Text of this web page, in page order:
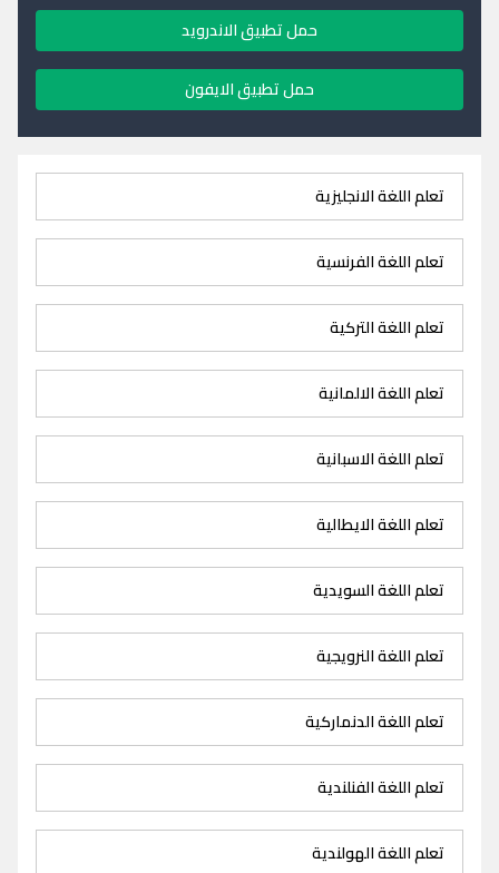
حمل تطبيق الاندرويد
حمل تطبيق الايفون
تعلم اللغة الانجليزية
تعلم اللغة الفرنسية
تعلم اللغة التركية
تعلم اللغة الالمانية
تعلم اللغة الاسبانية
تعلم اللغة الايطالية
تعلم اللغة السويدية
تعلم اللغة النرويجية
تعلم اللغة الدنماركية
تعلم اللغة الفنلندية
تعلم اللغة الهولندية